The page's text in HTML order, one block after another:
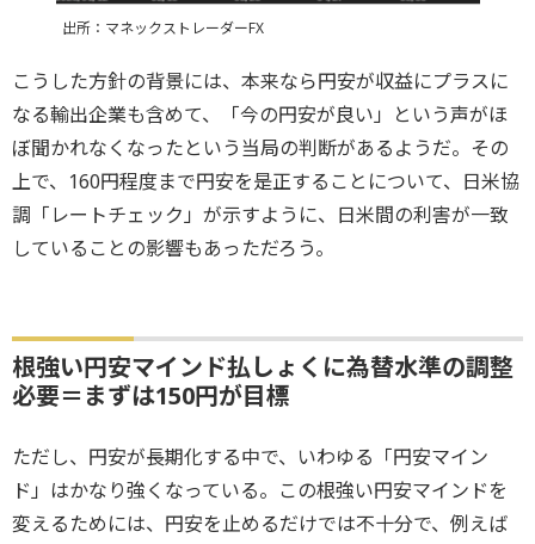
出所：マネックストレーダーFX
こうした方針の背景には、本来なら円安が収益にプラスに
なる輸出企業も含めて、「今の円安が良い」という声がほ
ぼ聞かれなくなったという当局の判断があるようだ。その
上で、160円程度まで円安を是正することについて、日米協
調「レートチェック」が示すように、日米間の利害が一致
していることの影響もあっただろう。
根強い円安マインド払しょくに為替水準の調整
必要＝まずは150円が目標
ただし、円安が長期化する中で、いわゆる「円安マイン
ド」はかなり強くなっている。この根強い円安マインドを
変えるためには、円安を止めるだけでは不十分で、例えば